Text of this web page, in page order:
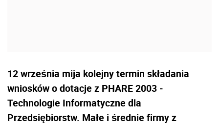
12 września mija kolejny termin składania
wniosków o dotacje z PHARE 2003 -
Technologie Informatyczne dla
Przedsiębiorstw. Małe i średnie firmy z